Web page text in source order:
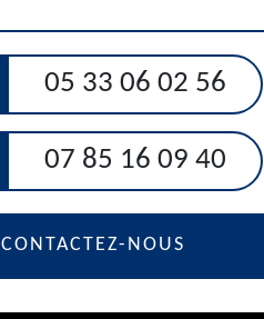
05 33 06 02 56
07 85 16 09 40
CONTACTEZ-NOUS